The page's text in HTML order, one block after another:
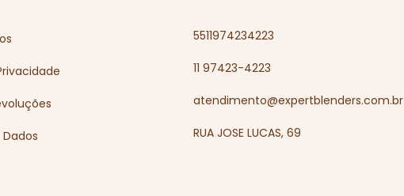
5511974234223
11 97423-4223
atendimento@expertblenders.com.br
RUA JOSE LUCAS, 69